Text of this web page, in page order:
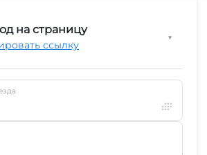
на страницу
ссылку
▼